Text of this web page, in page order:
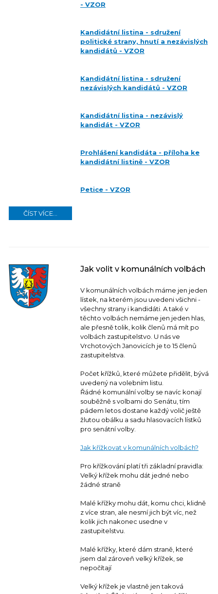
- VZOR
Kandidátní listina - sdružení
politické strany, hnutí a nezávislých
kandidátů - VZOR
Kandidátní listina - sdružení
nezávislých kandidátů - VZOR
Kandidátní listina - nezávislý
kandidát - VZOR
Prohlášení kandidáta - příloha ke
kandidátní listině - VZOR
Petice - VZOR
ČÍST VÍCE...
Jak volit v komunálních volbách
V komunálních volbách máme jen jeden
lístek, na kterém jsou uvedeni všichni -
všechny strany i kandidáti. A také v
těchto volbách nemáme jen jeden hlas,
ale přesně tolik, kolik členů má mít po
volbách zastupitelstvo. U nás ve
Vrchotových Janovicích je to 15 členů
zastupitelstva.
Počet křížků, které můžete přidělit, bývá
uvedený na volebním listu.
Řádné komunální volby se navíc konají
souběžně s volbami do Senátu, tím
pádem letos dostane každý volič ještě
žlutou obálku a sadu hlasovacích lístků
pro senátní volby.
Jak křížkovat v komunálních volbách?
Pro křížkování platí tři základní pravidla:
Velký křížek mohu dát jedné nebo
žádné straně
Malé křížky mohu dát, komu chci, klidně
z více stran, ale nesmí jich být víc, než
kolik jich nakonec usedne v
zastupitelstvu.
Malé křížky, které dám straně, které
jsem dal zároveň velký křížek, se
nepočítají
Velký křížek je vlastně jen taková